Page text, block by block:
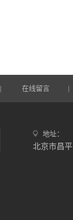
在线留言
地址：
北京市昌